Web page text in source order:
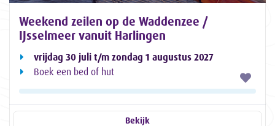
Weekend zeilen op de Waddenzee /
IJsselmeer vanuit Harlingen
vrijdag 30 juli t/m zondag 1 augustus 2027
Boek een bed of hut
Bekijk